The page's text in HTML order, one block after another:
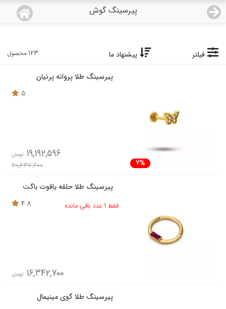
پیرسینگ گوش
منو
صفحه اصلی
فیلتر پیشنهاد ما 123 محصول
پیرسینگ طلا پروانه پرنیان
5
7%
19,192,596 تومان
20,637,200
پیرسینگ طلا حلقه یاقوت باگت
فقط 1 عدد باقی مانده
4.8
16,342,700 تومان
پیرسینگ طلا گوی مینیمال